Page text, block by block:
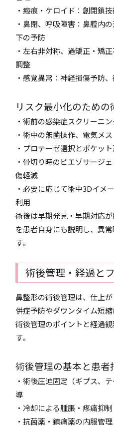
・瘢痕・ケロイド：創閉鎖
・鼻閉、呼吸障害：鼻腔内
下の予防
・左右非対称、過矯正・矯
調整
・感覚異常：神経損傷予防
リスク最小化のため
・術前の感染症スクリーニ
・術中の無菌操作、電気メ
・プロテーゼ選択とポケッ
・骨切り時のピエゾサージ
傷軽減
・必要に応じて術中3Dイメ
利用
術後は早期発見・早期対応
を患者自身にも説明し、異
す。
術後管理・経過と
鼻整形の術後管理は、仕上
併症予防やダウンタイム短縮
術後管理のポイントと経過
す。
術後管理の基本と患者
・術後圧迫固定（ギプス、
導
・冷却による腫脹・疼痛抑制
・抗菌薬・鎮痛薬の内服管理